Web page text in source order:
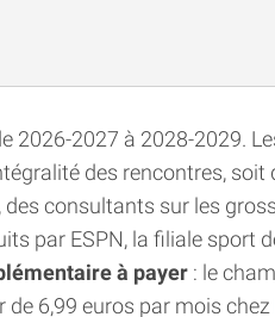
2026-2027 à 2028-2029.
des rencontres, soit
consultants sur les
par ESPN, la filiale sport
à payer : le
6,99 euros par mois chez